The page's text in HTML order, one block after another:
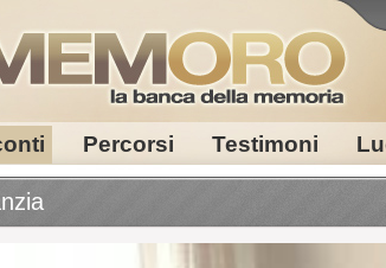
Percorsi Testimoni